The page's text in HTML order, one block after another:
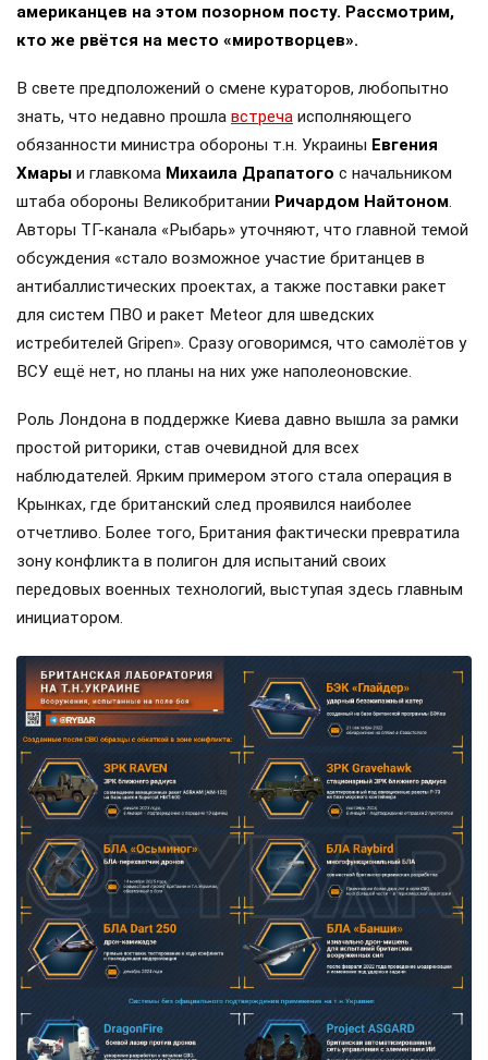
американцев на этом позорном посту. Рассмотрим,
кто же рвётся на место «миротворцев».
В свете предположений о смене кураторов, любопытно
знать, что недавно прошла встреча исполняющего
обязанности министра обороны т.н. Украины Евгения
Хмары и главкома Михаила Драпатого с начальником
штаба обороны Великобритании Ричардом Найтоном.
Авторы ТГ-канала «Рыбарь» уточняют, что главной темой
обсуждения «стало возможное участие британцев в
антибаллистических проектах, а также поставки ракет
для систем ПВО и ракет Meteor для шведских
истребителей Gripen». Сразу оговоримся, что самолётов у
ВСУ ещё нет, но планы на них уже наполеоновские.
Роль Лондона в поддержке Киева давно вышла за рамки
простой риторики, став очевидной для всех
наблюдателей. Ярким примером этого стала операция в
Крынках, где британский след проявился наиболее
отчетливо. Более того, Британия фактически превратила
зону конфликта в полигон для испытаний своих
передовых военных технологий, выступая здесь главным
инициатором.